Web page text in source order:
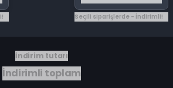
Seçili siparişlerde - İndirimli!
İndirim tutarı
İndirimli toplam